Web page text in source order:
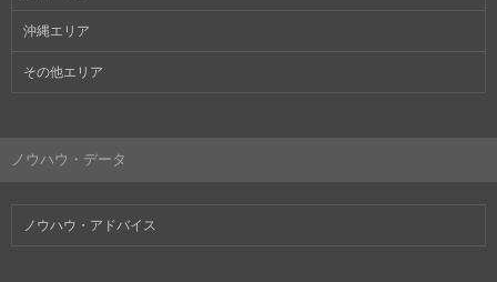
沖縄エリア
その他エリア
ノウハウ・データ
ノウハウ・アドバイス